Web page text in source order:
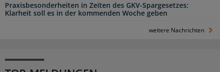
Praxisbesonderheiten in Zeiten des GKV-Spargesetzes:
Klarheit soll es in der kommenden Woche geben
weitere Nachrichten